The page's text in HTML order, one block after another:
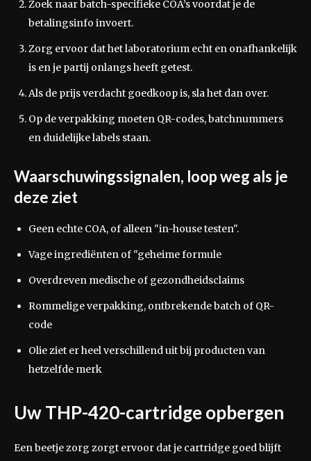
Zoek naar batch-specifieke COA’s voordat je de
betalingsinfo invoert.
Zorg ervoor dat het laboratorium echt en onafhankelijk
is en je partij onlangs heeft getest.
Als de prijs verdacht goedkoop is, sla het dan over.
Op de verpakking moeten QR-codes, batchnummers
en duidelijke labels staan.
Waarschuwingssignalen, loop weg als je
deze ziet
Geen echte COA, of alleen "in-house testen".
Vage ingrediënten of "geheime formule
Overdreven medische of gezondheidsclaims
Rommelige verpakking, ontbrekende batch of QR-
code
Olie ziet er heel verschillend uit bij producten van
hetzelfde merk
Uw THP-420-cartridge opbergen
Een beetje zorg zorgt ervoor dat je cartridge goed blijft